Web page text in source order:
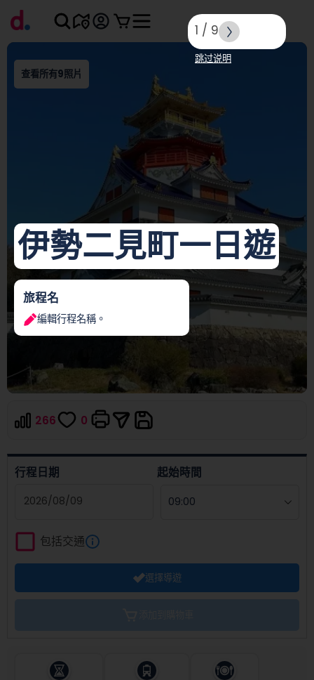
查看所有9照片
伊勢二見町一日遊
旅程名
編輯行程名稱。
266 0
行程日期 起始時間
forward
to
interact
the
包括交通
選擇導遊
1 / 9
跳过说明